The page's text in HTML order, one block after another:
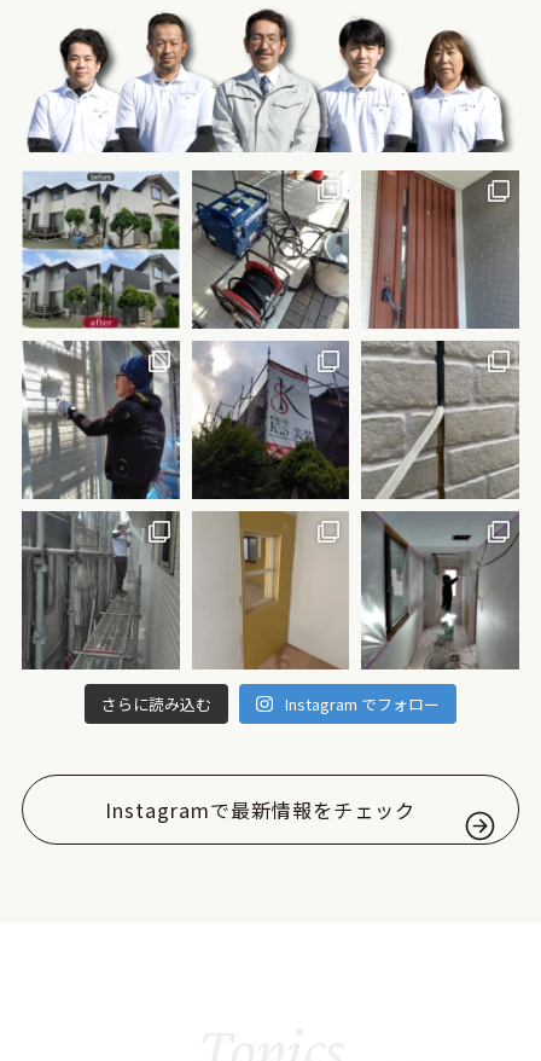
さらに読み込む Instagram でフォロー
Instagramで最新情報をチェック